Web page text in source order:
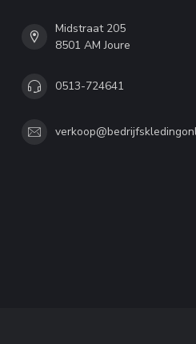
Midstraat 205
8501 AM Joure
0513-724641